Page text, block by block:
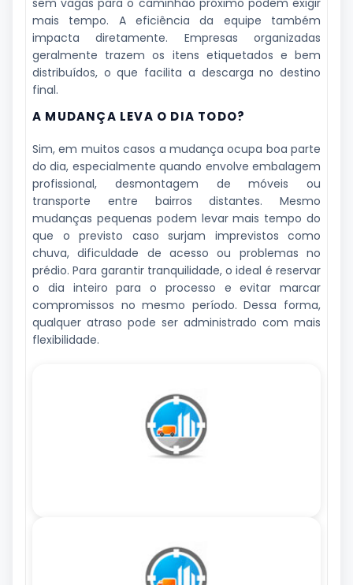
sem vagas para o caminhão próximo podem exigir
mais tempo. A eficiência da equipe também
impacta diretamente. Empresas organizadas
geralmente trazem os itens etiquetados e bem
distribuídos, o que facilita a descarga no destino
final.
A MUDANÇA LEVA O DIA TODO?
Sim, em muitos casos a mudança ocupa boa parte
do dia, especialmente quando envolve embalagem
profissional, desmontagem de móveis ou
transporte entre bairros distantes. Mesmo
mudanças pequenas podem levar mais tempo do
que o previsto caso surjam imprevistos como
chuva, dificuldade de acesso ou problemas no
prédio. Para garantir tranquilidade, o ideal é reservar
o dia inteiro para o processo e evitar marcar
compromissos no mesmo período. Dessa forma,
qualquer atraso pode ser administrado com mais
flexibilidade.